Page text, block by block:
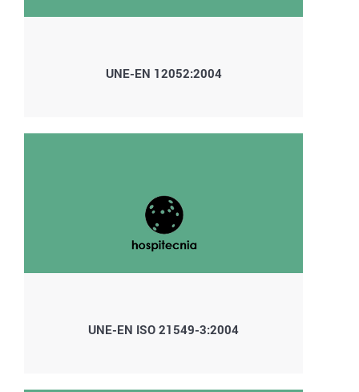
UNE-EN 12052:2004
UNE-EN ISO 21549-3:2004